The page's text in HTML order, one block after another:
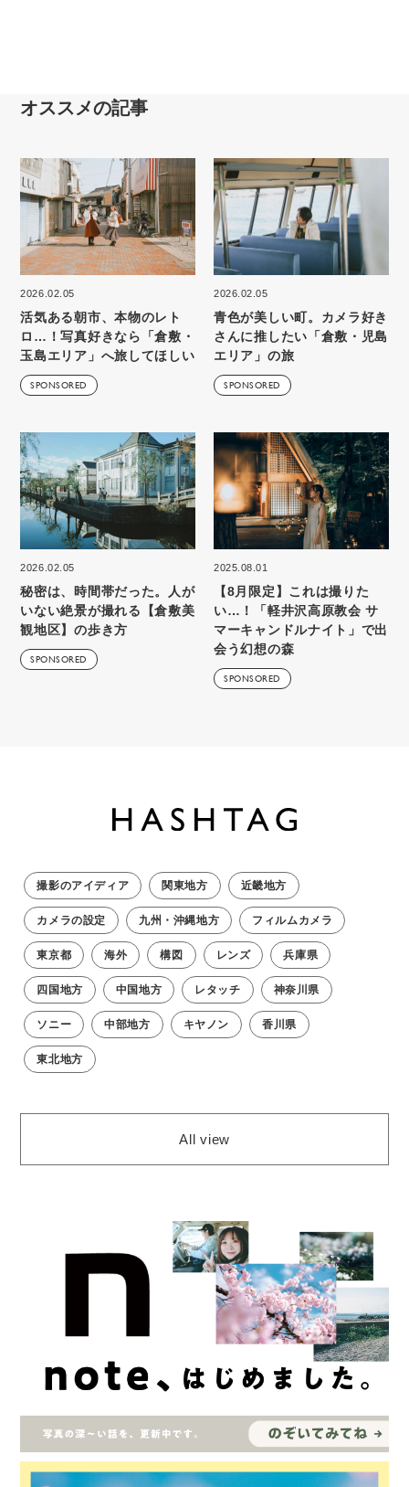
オススメの記事
2026.02.05
活気ある朝市、本物のレト
ロ…！写真好きなら「倉敷・
玉島エリア」へ旅してほしい
SPONSORED
2026.02.05
青色が美しい町。カメラ好き
さんに推したい「倉敷・児島
エリア」の旅
SPONSORED
2026.02.05
秘密は、時間帯だった。人が
いない絶景が撮れる【倉敷美
観地区】の歩き方
SPONSORED
2025.08.01
【8月限定】これは撮りた
い…！「軽井沢高原教会 サ
マーキャンドルナイト」で出
会う幻想の森
SPONSORED
撮影のアイディア 関東地方 近畿地方
カメラの設定 九州・沖縄地方 フィルムカメラ
東京都 海外 構図 レンズ 兵庫県
四国地方 中国地方 レタッチ 神奈川県
ソニー 中部地方 キヤノン 香川県
東北地方
All view